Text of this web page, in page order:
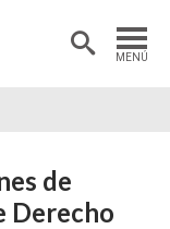
MENÚ
de
Derecho